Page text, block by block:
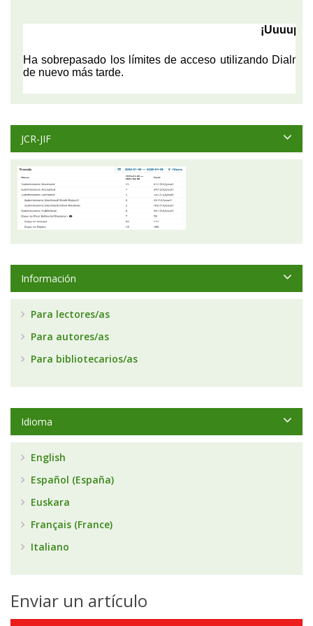
JCR-JIF
Información
Para lectores/as
Para autores/as
Para bibliotecarios/as
Idioma
English
Español (España)
Euskara
Français (France)
Italiano
Enviar un artículo